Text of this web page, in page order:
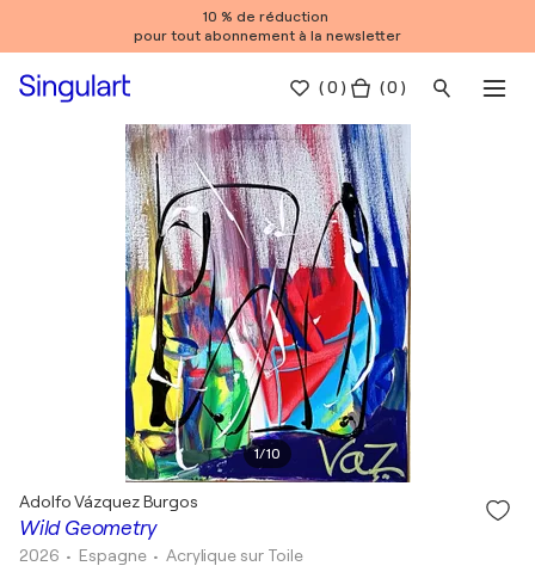
10 % de réduction
pour tout abonnement à la newsletter
(0 ) ( 0 )
1/10
Wild Geometry
Adolfo Vázquez Burgos
2026 • Espagne • Acrylique sur Toile